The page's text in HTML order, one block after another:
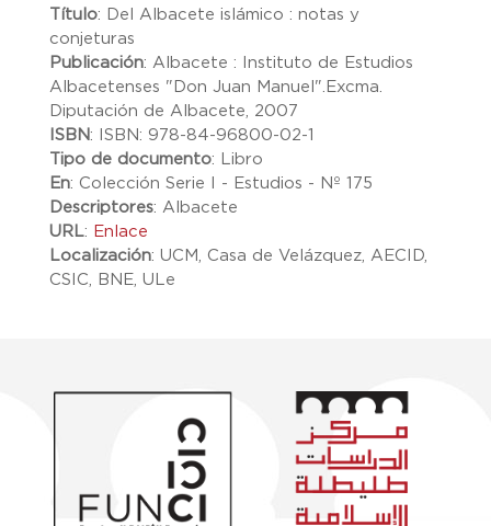
Título: Del Albacete islámico : notas y
conjeturas
Publicación: Albacete : Instituto de Estudios
Albacetenses "Don Juan Manuel".Excma.
Diputación de Albacete, 2007
ISBN:
ISBN: 978-84-96800-02-1
Tipo de documento: Libro
En: Colección Serie I - Estudios - Nº 175
Descriptores: Albacete
URL: Enlace
Localización: UCM, Casa de Velázquez, AECID,
CSIC, BNE, ULe